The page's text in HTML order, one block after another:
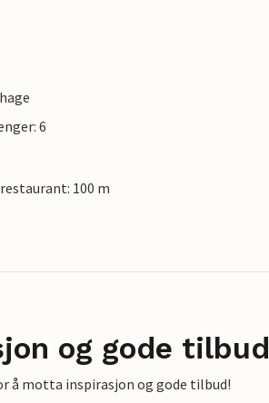
6
100 m
og gode tilbud
å motta inspirasjon og gode tilbud!